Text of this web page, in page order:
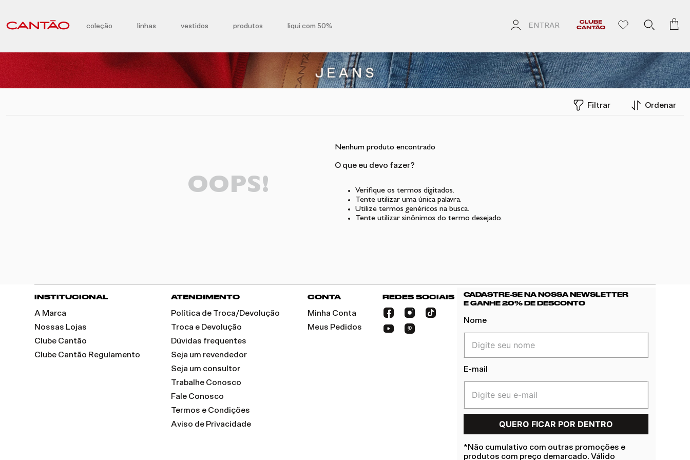
coleção linhas vestidos produtos liqui com 50% ENTRAR
Filtrar Ordenar
OOPS!
Nenhum produto encontrado
O que eu devo fazer?
Verifique os termos digitados.
Tente utilizar uma única palavra.
Utilize termos genéricos na busca.
Tente utilizar sinônimos do termo desejado.
INSTITUCIONAL
A Marca
Nossas Lojas
Clube Cantão
Clube Cantão Regulamento
ATENDIMENTO
Política de Troca/Devolução
Troca e Devolução
Dúvidas frequentes
Seja um revendedor
Seja um consultor
Trabalhe Conosco
Fale Conosco
Termos e Condições
Aviso de Privacidade
CONTA
Minha Conta
Meus Pedidos
REDES SOCIAIS
CADASTRE-SE NA NOSSA NEWSLETTER
E GANHE 20% DE DESCONTO
Nome
E-mail
*Não cumulativo com outras promoções e
produtos com preço demarcado. Válido